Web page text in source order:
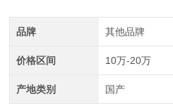
品牌 其他品牌
价格区间 10万-20万
产地类别 国产